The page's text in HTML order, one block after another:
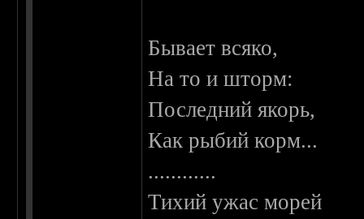
Бывает всяко,
На то и шторм:
Последний якорь,
Как рыбий корм...
............
Тихий ужас морей